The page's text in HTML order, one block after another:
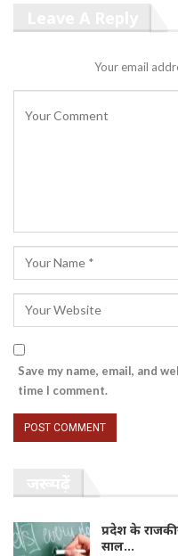
Your email
Save my name, email, and
time I comment.
प्रदेश के
साल…